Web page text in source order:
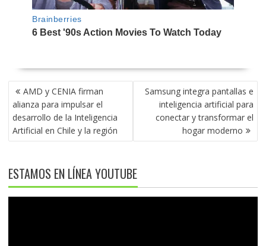
NAVEGACIÓN
DE
ENTRADAS
AMD y CENIA firman
alianza para impulsar el
desarrollo de la Inteligencia
Artificial en Chile y la región
Samsung integra pantallas e
inteligencia artificial para
conectar y transformar el
hogar moderno
ESTAMOS EN LÍNEA YOUTUBE